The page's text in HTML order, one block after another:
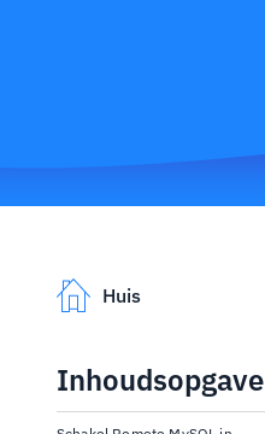
Huis
Inhoudsopgave